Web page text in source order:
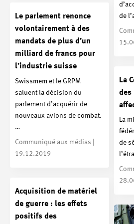
de
Le parlement renonce
volontairement à des
mandats de plus d’un
milliard de francs pour
l’industrie suisse
Swissmem et le GRPM
saluent la décision du
parlement d’acquérir de
nouveaux avions de combat.
…
Communiqué aux médias |
19.12.2019
La
des
La
de
Acquisition de matériel
de guerre : les effets
positifs des